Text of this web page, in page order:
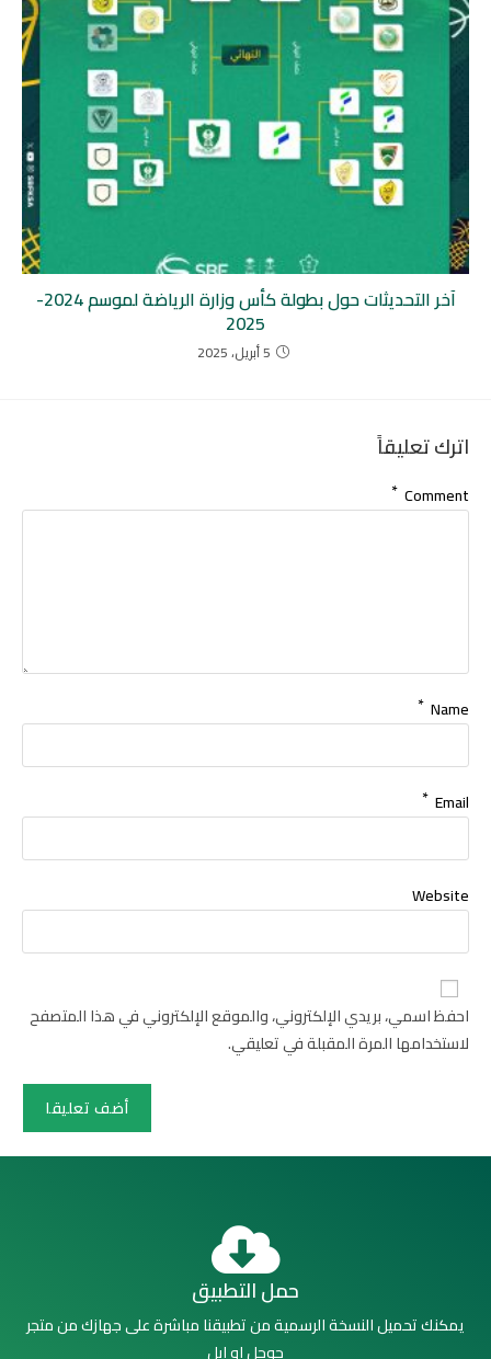
آخر التحديثات حول بطولة كأس وزارة الرياضة لموسم 2024-
2025
5 أبريل، 2025
اترك تعليقاً
Comment
*
Name
*
Email
*
Website
احفظ اسمي، بريدي الإلكتروني، والموقع الإلكتروني في هذا المتصفح
لاستخدامها المرة المقبلة في تعليقي.
حمل التطبيق
يمكنك تحميل النسخة الرسمية من تطبيقنا مباشرة على جهازك من متجر
جوجل او ابل